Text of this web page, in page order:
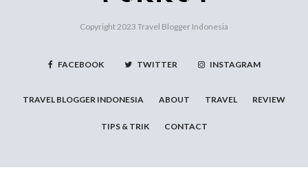
Copyright 2023 Travel Blogger Indonesia
FACEBOOK TWITTER INSTAGRAM
TRAVEL BLOGGER INDONESIA ABOUT TRAVEL REVIEW
TIPS & TRIK CONTACT